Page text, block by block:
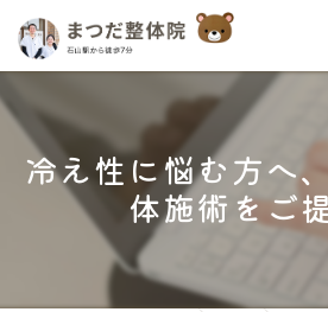
冷え性に悩む方へ
体施術をご